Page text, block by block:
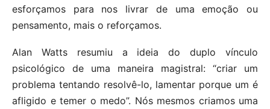
esforçamos para nos livrar de uma emoção ou
pensamento, mais o reforçamos.
Alan Watts resumiu a ideia do duplo vínculo
psicológico de uma maneira magistral: “criar um
problema tentando resolvê-lo, lamentar porque um é
afligido e temer o medo”. Nós mesmos criamos uma